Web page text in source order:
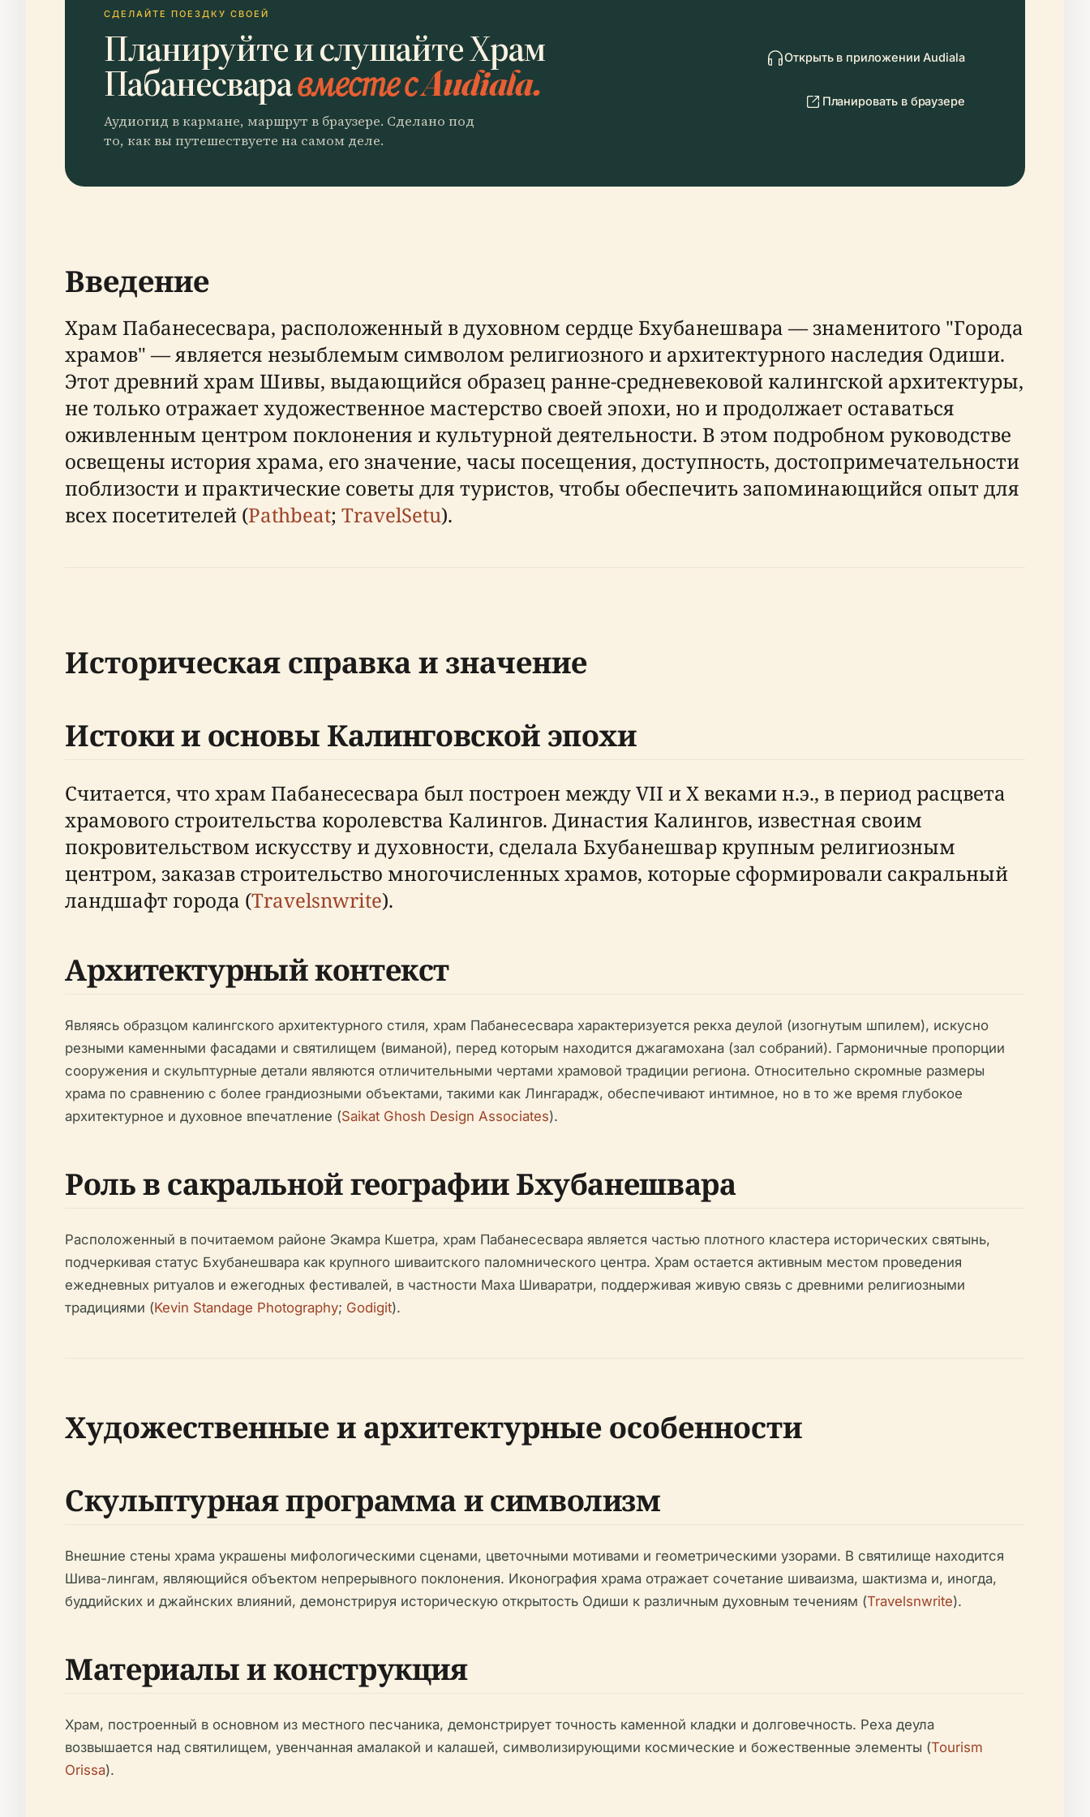
СДЕЛАЙТЕ ПОЕЗДКУ СВОЕЙ
Планируйте и слушайте Храм
Пабанесваравместе с Audiala.
Аудиогид в кармане, маршрут в браузере. Сделано под
то, как вы путешествуете на самом деле.
Открыть в приложении Audiala
Планировать в браузере
Введение
Храм Пабанесесвара, расположенный в духовном сердце Бхубанешвара — знаменитого "Города
храмов" — является незыблемым символом религиозного и архитектурного наследия Одиши.
Этот древний храм Шивы, выдающийся образец ранне-средневековой калингской архитектуры,
не только отражает художественное мастерство своей эпохи, но и продолжает оставаться
оживленным центром поклонения и культурной деятельности. В этом подробном руководстве
освещены история храма, его значение, часы посещения, доступность, достопримечательности
поблизости и практические советы для туристов, чтобы обеспечить запоминающийся опыт для
всех посетителей (Pathbeat; TravelSetu).
Историческая справка и значение
Истоки и основы Калинговской эпохи
Считается, что храм Пабанесесвара был построен между VII и X веками н.э., в период расцвета
храмового строительства королевства Калингов. Династия Калингов, известная своим
покровительством искусству и духовности, сделала Бхубанешвар крупным религиозным
центром, заказав строительство многочисленных храмов, которые сформировали сакральный
ландшафт города (Travelsnwrite).
Архитектурный контекст
Являясь образцом калингского архитектурного стиля, храм Пабанесесвара характеризуется рекха деулой (изогнутым шпилем), искусно
резными каменными фасадами и святилищем (виманой), перед которым находится джагамохана (зал собраний). Гармоничные пропорции
сооружения и скульптурные детали являются отличительными чертами храмовой традиции региона. Относительно скромные размеры
храма по сравнению с более грандиозными объектами, такими как Лингарадж, обеспечивают интимное, но в то же время глубокое
архитектурное и духовное впечатление (Saikat Ghosh Design Associates).
Роль в сакральной географии Бхубанешвара
Расположенный в почитаемом районе Экамра Кшетра, храм Пабанесесвара является частью плотного кластера исторических святынь,
подчеркивая статус Бхубанешвара как крупного шиваитского паломнического центра. Храм остается активным местом проведения
ежедневных ритуалов и ежегодных фестивалей, в частности Маха Шиваратри, поддерживая живую связь с древними религиозными
традициями (Kevin Standage Photography; Godigit).
Художественные и архитектурные особенности
Скульптурная программа и символизм
Внешние стены храма украшены мифологическими сценами, цветочными мотивами и геометрическими узорами. В святилище находится
Шива-лингам, являющийся объектом непрерывного поклонения. Иконография храма отражает сочетание шиваизма, шактизма и, иногда,
буддийских и джайнских влияний, демонстрируя историческую открытость Одиши к различным духовным течениям (Travelsnwrite).
Материалы и конструкция
Храм, построенный в основном из местного песчаника, демонстрирует точность каменной кладки и долговечность. Реха деула
возвышается над святилищем, увенчанная амалакой и калашей, символизирующими космические и божественные элементы (Tourism
Orissa).